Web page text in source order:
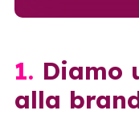
1. Diamo una definizione
alla